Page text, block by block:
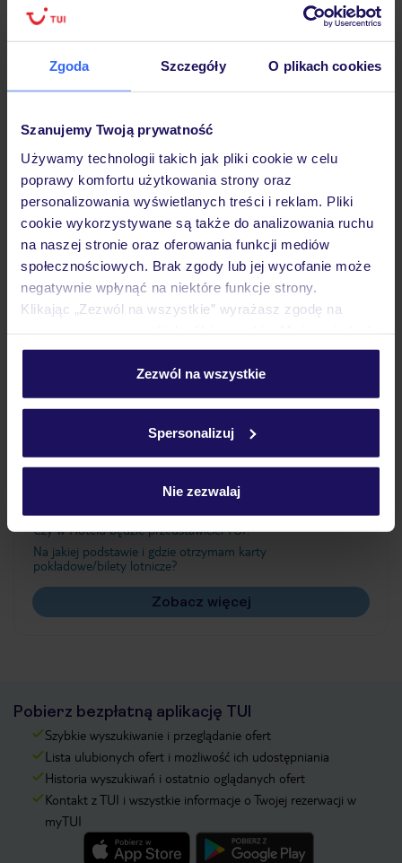
Zgoda Szczegóły O plikach cookies
Szanujemy Twoją prywatność
Używamy technologii takich jak pliki cookie w celu
poprawy komfortu użytkowania strony oraz
personalizowania wyświetlanych treści i reklam. Pliki
cookie wykorzystywane są także do analizowania ruchu
na naszej stronie oraz oferowania funkcji mediów
społecznościowych. Brak zgody lub jej wycofanie może
negatywnie wpłynąć na niektóre funkcje strony.
Klikając „Zezwól na wszystkie” wyrażasz zgodę na
personalizować swój wybór wchodząc w zakładkę
Szczegółowe informacje o plikach cookie znajdziesz
Zezwól na wszystkie
Spersonalizuj
Nie zezwalaj
Hotel
Pokoje
Wyżywienie
Ważne informacje
Czy w Hotelu będzie przedstawiciel TUI?
Na jakiej podstawie i gdzie otrzymam karty
pokładowe/bilety lotnicze?
Zobacz więcej
Pobierz bezpłatną aplikację TUI
Szybkie wyszukiwanie i przeglądanie ofert
Lista ulubionych ofert i możliwość ich udostępniania
Historia wyszukiwań i ostatnio oglądanych ofert
Kontakt z TUI i wszystkie informacje o Twojej rezerwacji w
myTUI